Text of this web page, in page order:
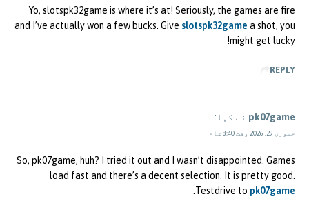
Yo, slotspk32game is where it’s at! Seriously, the games are fire
and I’ve actually won a few bucks. Give slotspk32game a shot, you
might get lucky!
REPLY
pk07game نے کہا:
جنوری 29, 2026 وقت 8:40 شام
So, pk07game, huh? I tried it out and I wasn’t disappointed. Games
load fast and there’s a decent selection. It is pretty good.
Testdrive to pk07game